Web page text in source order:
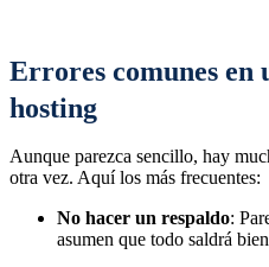
Errores comunes en
hosting
Aunque parezca sencillo, hay
otra vez. Aquí los más frecuentes:
No hacer un respaldo:
asumen que todo saldrá